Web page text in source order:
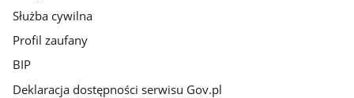
Służba cywilna
Profil zaufany
BIP
Deklaracja dostępności serwisu Gov.pl